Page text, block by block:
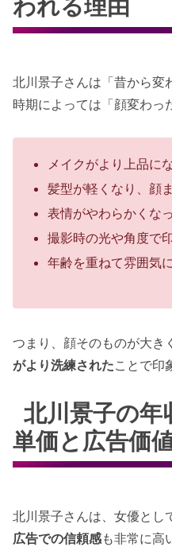
われる理由
北川景子さんは「昔から変
時期によっては「顔変わっ
メイクがより上品に
髪型が軽くなり、顔
表情がやわらかくな
撮影時の光や角度で
年齢を重ねて雰囲気
つまり、顔そのものが大き
がより洗練されたことで印
北川景子の
単価と広告価
北川景子さんは、女優とし
広告での信頼感も非常に高